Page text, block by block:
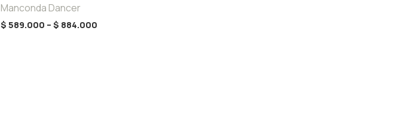
Manconda Dancer
$ 589.000 – $ 884.000